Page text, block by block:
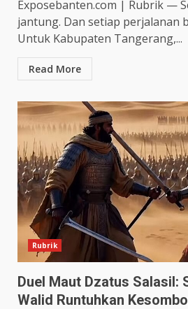
Exposebanten.com | Rubrik —
jantung. Dan setiap perjalanan
Untuk Kabupaten Tangerang,...
Read More
Rubrik
Duel Maut Dzatus Salasil:
Walid Runtuhkan